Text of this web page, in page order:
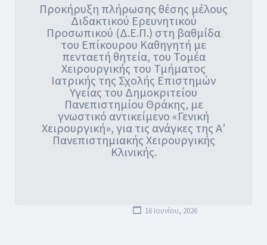
Προκήρυξη πλήρωσης θέσης μέλους
Διδακτικού Ερευνητικού
Προσωπικού (Δ.Ε.Π.) στη βαθμίδα
του Επίκουρου Καθηγητή με
πενταετή θητεία, του Τομέα
Χειρουργικής του Τμήματος
Ιατρικής της Σχολής Επιστημών
Υγείας του Δημοκριτείου
Πανεπιστημίου Θράκης, με
γνωστικό αντικείμενο «Γενική
Χειρουργική», για τις ανάγκες της Α’
Πανεπιστημιακής Χειρουργικής
Κλινικής.
16 Ιουνίου, 2026